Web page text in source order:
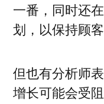
一番，同时还
划，以保持顾客
但也有分析师
增长可能会受